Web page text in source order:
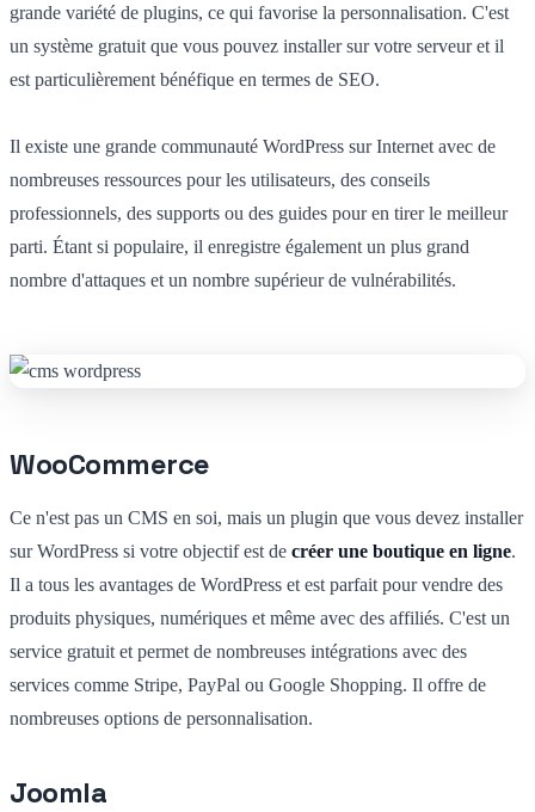
grande variété de plugins, ce qui favorise la personnalisation. C'est
un système gratuit que vous pouvez installer sur votre serveur et il
est particulièrement bénéfique en termes de SEO.
Il existe une grande communauté WordPress sur Internet avec de
nombreuses ressources pour les utilisateurs, des conseils
professionnels, des supports ou des guides pour en tirer le meilleur
parti. Étant si populaire, il enregistre également un plus grand
nombre d'attaques et un nombre supérieur de vulnérabilités.
WooCommerce
Ce n'est pas un CMS en soi, mais un plugin que vous devez installer
sur WordPress si votre objectif est de créer une boutique en ligne.
Il a tous les avantages de WordPress et est parfait pour vendre des
produits physiques, numériques et même avec des affiliés. C'est un
service gratuit et permet de nombreuses intégrations avec des
services comme Stripe, PayPal ou Google Shopping. Il offre de
nombreuses options de personnalisation.
Joomla